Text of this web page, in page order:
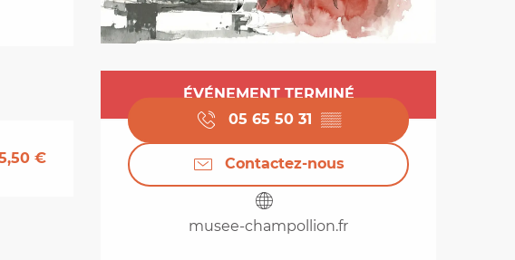
Ouverture et
ÉVÉNEMENT TERMINÉ
05 65 50 31 ▒▒
Contactez-nous
musee-champollion.fr
€